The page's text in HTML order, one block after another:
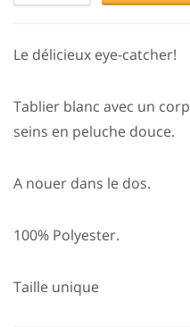
Le délicieux eye-catcher!
Tablier blanc avec un
seins en peluche douce.
A nouer dans le dos.
100% Polyester.
Taille unique